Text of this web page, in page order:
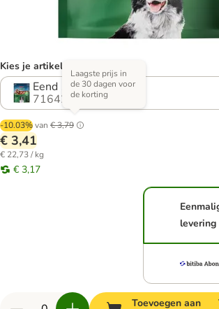
Kies je artikel (2 varianten)
Eend 150g
716427.3
-10.03%van € 3,79
Laagste prijs in
de 30 dagen voor
de korting
€ 3,41
€ 22,73 / kg
€ 3,17
levering
Toevoegen aan